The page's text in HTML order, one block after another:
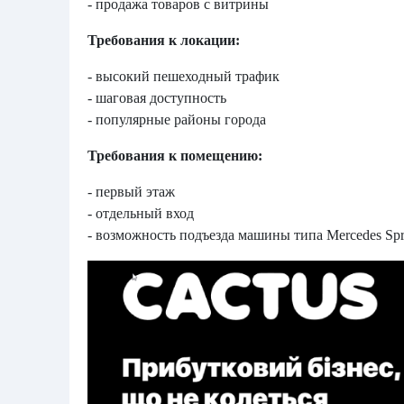
- продажа товаров с витрины
Требования к локации:
- высокий пешеходный трафик
- шаговая доступность
- популярные районы города
Требования к помещению:
- первый этаж
- отдельный вход
- возможность подъезда машины типа Mercedes